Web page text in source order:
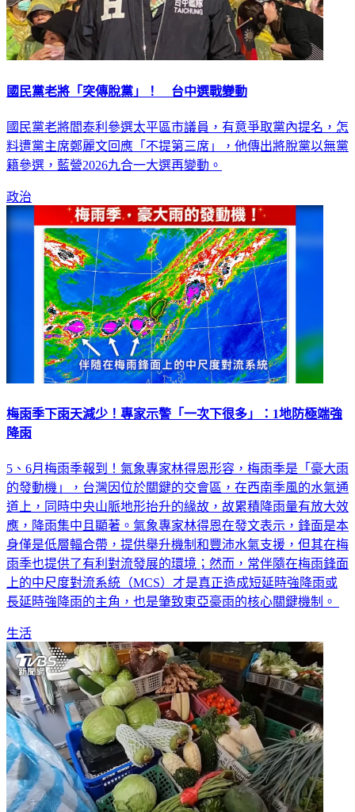
國民黨老將「突傳脫黨」！ 台中選戰變動
國民黨老將閻泰利參選太平區市議員，有意爭取黨內提名，怎
料遭黨主席鄭麗文回應「不提第三席」，他傳出將脫黨以無黨
籍參選，藍營2026九合一大選再變動。
政治
梅雨季下雨天減少！專家示警「一次下很多」：1地防極端強
降雨
5、6月梅雨季報到！氣象專家林得恩形容，梅雨季是「豪大雨
的發動機」，台灣因位於關鍵的交會區，在西南季風的水氣通
道上，同時中央山脈地形抬升的緣故，故累積降雨量有放大效
應，降雨集中且顯著。氣象專家林得恩在發文表示，鋒面是本
身僅是低層輻合帶，提供舉升機制和豐沛水氣支援，但其在梅
雨季也提供了有利對流發展的環境；然而，常伴隨在梅雨鋒面
上的中尺度對流系統（MCS）才是真正造成短延時強降雨或
長延時強降雨的主角，也是肇致東亞豪雨的核心關鍵機制。
生活